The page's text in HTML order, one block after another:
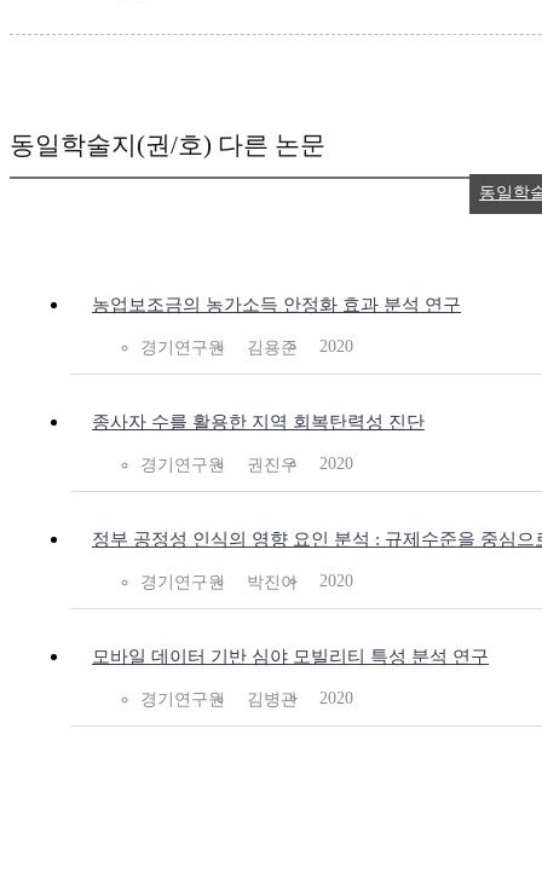
동일학술지(권/호) 다른 논문
농업보조금의 농가소득 안정화 효과 분석 연구
경기연구원 김용준 2020
종사자 수를 활용한 지역 회복탄력성 진단
경기연구원 권진우 2020
정부 공정성 인식의 영향 요인 분석 : 규제수준을 중심으
경기연구원 박진아 2020
모바일 데이터 기반 심야 모빌리티 특성 분석 연구
경기연구원 김병관 2020
동일학